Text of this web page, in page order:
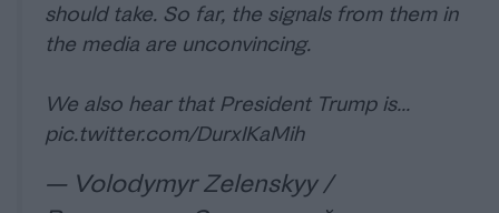
should take. So far, the signals from them in
the media are unconvincing.
We also hear that President Trump is…
pic.twitter.com/DurxIKaMih
— Volodymyr Zelenskyy /